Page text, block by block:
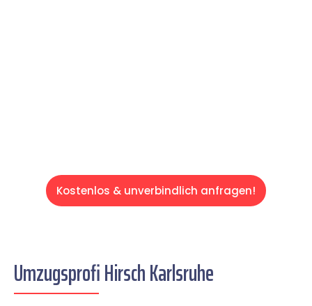
Kostenlos & unverbindlich anfragen!
Umzugsprofi Hirsch Karlsruhe